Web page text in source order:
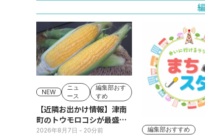
NEW
ニュ
ース
編集部おす
すめ
【近隣お出かけ情報】津南
町のトウモロコシが最盛
期！国道ロードサイドの直
2026年8月7日 - 20分前 編集部おすすめ